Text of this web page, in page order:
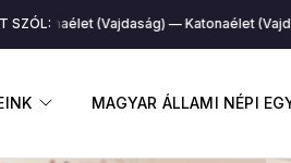
ALMENÜ MEGNYITÁSA
MAGYAR ÁLLAMI NÉPI
SZÓL:
Katonaélet (Vajdaság) Katonaélet